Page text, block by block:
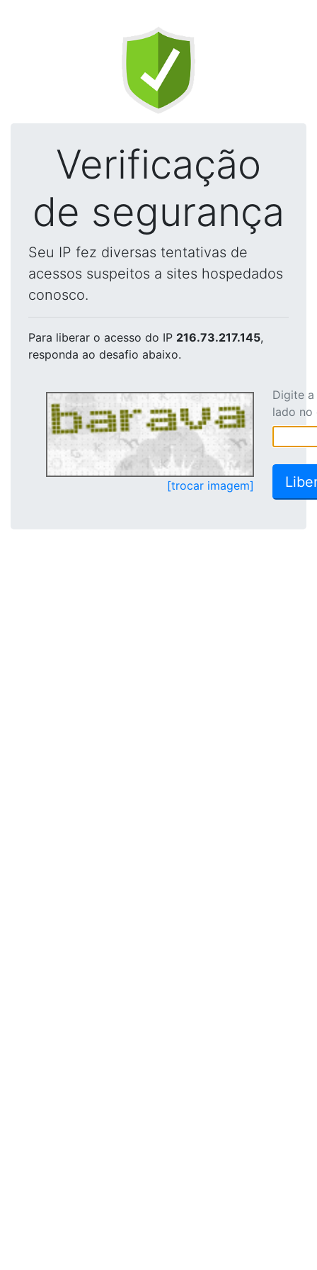
Verificação
de segurança
Seu IP fez diversas tentativas de
acessos suspeitos a sites hospedados
conosco.
Para liberar o acesso do IP 216.73.217.145,
responda ao desafio abaixo.
[trocar imagem]
Digite
lado no